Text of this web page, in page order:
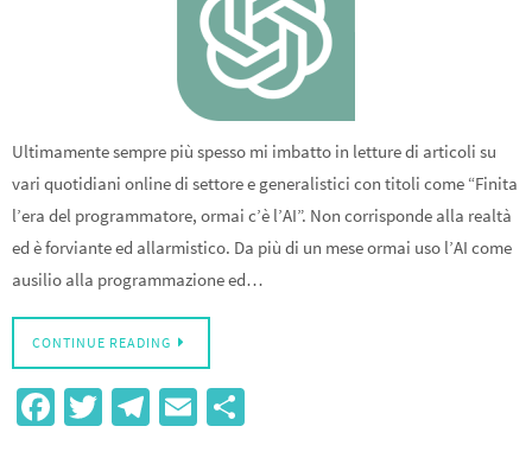
Ultimamente sempre più spesso mi imbatto in letture di articoli su
vari quotidiani online di settore e generalistici con titoli come “Finita
l’era del programmatore, ormai c’è l’AI”. Non corrisponde alla realtà
ed è forviante ed allarmistico. Da più di un mese ormai uso l’AI come
ausilio alla programmazione ed…
CONTINUE READING
Fa T
Te E